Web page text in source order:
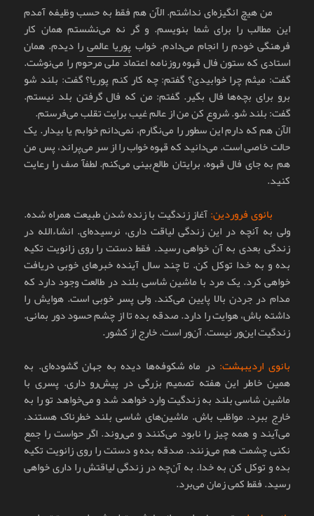
من هیچ انگیزه‌ای نداشتم. الآن هم فقط به حسب وظیفه آمدم
این مطالب را برای شما بنویسم. و گر نه می‌نشستم همان کار
فرهنگی خودم را انجام می‌دادم. خواب پوریا عالمیرا دیدم. همان
استادی که ستون فال قهوه روزنامه اعتماد ملی مرحوم را می‌نوشت.
گفت: میثم چرا خوابیدی؟ گفتم: چه کار کنم پوریا؟ گفت: بلند شو
برو برای بچه‌ها فال بگیر. گفتم: من که فال گرفتن بلد نیستم.
گفت: بلند شو. شروع کن من از عالم غیب برایت تقلب می‌فرستم.
الآن هم که دارم این سطور را می‌نگارم، نمی‌دانم خوابم یا بیدار. یک
حالت خاصی است. می‌دانید که قهوه خواب را از سر می‌پراند، پس من
هم به جای فال قهوه، برایتان طالع‌بینی می‌کنم. لطفآ صف را رعایت
کنید.
بانوی فروردین:آغاز زندگیت با زنده شدن طبیعت همراه شده.
ولی به آنچه در این زندگی لیاقت داری، نرسیده‌ای. انشاءالله در
زندگی بعدی به آن خواهی رسید. فقط دستت را روی زانویت تکیه
بده و به خدا توکل کن. تا چند سال آینده خبرهای خوبی دریافت
خواهی کرد. یک مرد با ماشین شاسی بلند در طالعت وجود دارد که
مدام در جردن بالا پایین می‌کند. ولی پسر خوبی است. هوایش را
داشته باش، هوایت را دارد. صدقه بده تا از چشم حسود دور بمانی.
زندگیت این‌ور نیست. آن‌ور است. خارج از کشور.
بانوی اردیبهشت: در ماه شکوفه‌ها دیده به جهان گشوده‌ای. به
همین خاطر این هفته تصمیم بزرگی در پیش‌رو داری. پسری با
ماشین شاسی بلند به زندگیت وارد خواهد شد و می‌خواهد تو را به
خارج ببرد. مواظب باش. ماشین‌های شاسی بلند خطرناک هستند.
می‌آیند و همه چیز را نابود می‌کنند و می‌روند. اگر حواست را جمع
نکنی چشمت هم می‌زنند. صدقه بده و دستت را روی زانویت تکیه
بده و توکل کن به خدا. به آن‌چه در زندگی لیاقتش را داری خواهی
رسید. فقط کمی زمان می‌برد.